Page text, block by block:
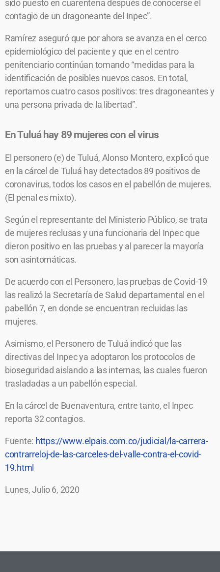
sido puesto en cuarentena después de conocerse el
contagio de un dragoneante del Inpec”.
Ramírez aseguró que por ahora se avanza en el cerco
epidemiológico del paciente y que en el centro
penitenciario continúan tomando “medidas para la
identificación de posibles nuevos casos. En total,
reportamos cuatro casos positivos: tres dragoneantes y
una persona privada de la libertad”.
En Tuluá hay 89 mujeres con el virus
El personero (e) de Tuluá, Alonso Montero, explicó que
en la cárcel de Tuluá hay detectados 89 positivos de
coronavirus, todos los casos en el pabellón de mujeres.
(El penal es mixto).
Según el representante del Ministerio Público, se trata
de mujeres reclusas y una funcionaria del Inpec que
dieron positivo en las pruebas y al parecer la mayoría
son asintomáticas.
De acuerdo con el Personero, las pruebas de Covid-19
las realizó la Secretaría de Salud departamental en el
pabellón 7, en donde se encuentran recluidas las
mujeres.
Asimismo, el Personero de Tuluá indicó que las
directivas del Inpec ya adoptaron los protocolos de
bioseguridad aislando a las internas, las cuales fueron
trasladadas a un pabellón especial.
En la cárcel de Buenaventura, entre tanto, el Inpec
reporta 32 contagios.
Fuente: https://www.elpais.com.co/judicial/la-carrera-
contrarreloj-de-las-carceles-del-valle-contra-el-covid-
19.html
Lunes, Julio 6, 2020